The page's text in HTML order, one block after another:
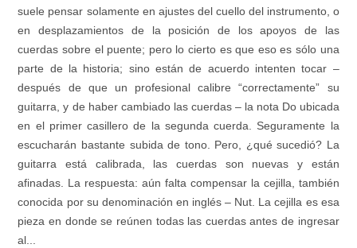
suele pensar solamente en ajustes del cuello del instrumento, o
en desplazamientos de la posición de los apoyos de las
cuerdas sobre el puente; pero lo cierto es que eso es sólo una
parte de la historia; sino están de acuerdo intenten tocar –
después de que un profesional calibre “correctamente” su
guitarra, y de haber cambiado las cuerdas – la nota Do ubicada
en el primer casillero de la segunda cuerda. Seguramente la
escucharán bastante subida de tono. Pero, ¿qué sucedió? La
guitarra está calibrada, las cuerdas son nuevas y están
afinadas. La respuesta: aún falta compensar la cejilla, también
conocida por su denominación en inglés – Nut. La cejilla es esa
pieza en donde se reúnen todas las cuerdas antes de ingresar
al...